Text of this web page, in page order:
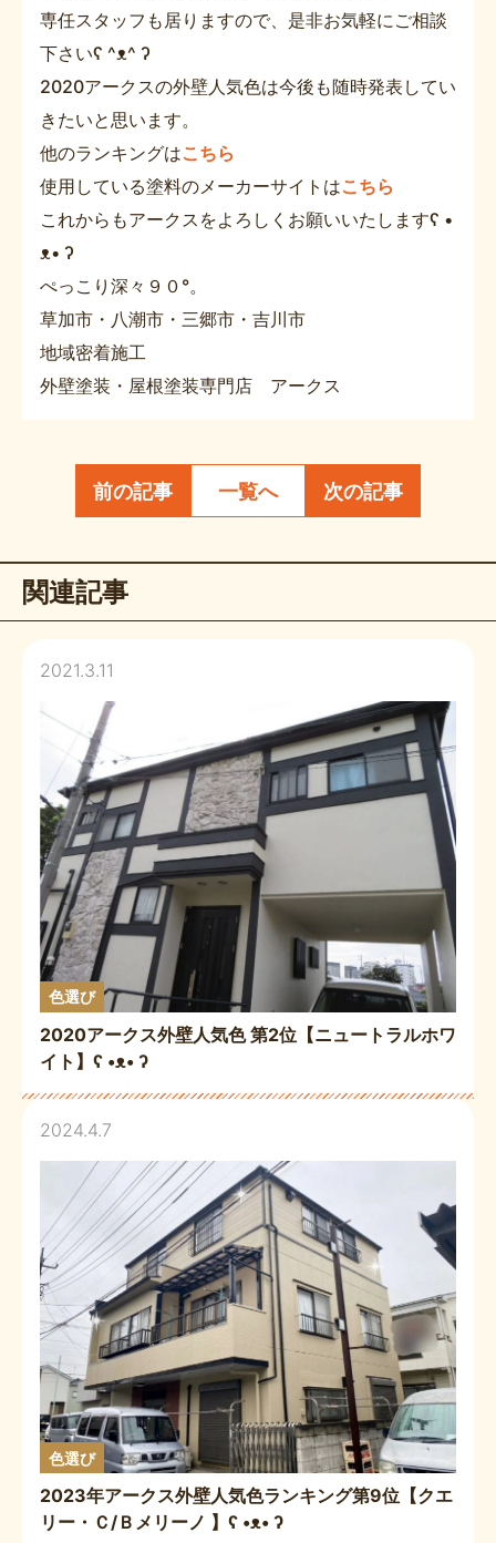
専任スタッフも居りますので、是非お気軽にご相談
下さいʕ ^ᴥ^ ʔ
2020アークスの外壁人気色は今後も随時発表してい
きたいと思います。
他のランキングはこちら
使用している塗料のメーカーサイトはこちら
これからもアークスをよろしくお願いいたしますʕ •
ᴥ• ʔ
ぺっこり深々９０°。
草加市・八潮市・三郷市・吉川市
地域密着施工
外壁塗装・屋根塗装専門店 アークス
前の記事 一覧へ 次の記事
関連記事
2021.3.11
色選び
2020アークス外壁人気色 第2位【ニュートラルホワ
イト】ʕ •ᴥ• ʔ
2024.4.7
色選び
2023年アークス外壁人気色ランキング第9位【クエ
リー・Ｃ/Ｂメリーノ 】ʕ •ᴥ• ʔ